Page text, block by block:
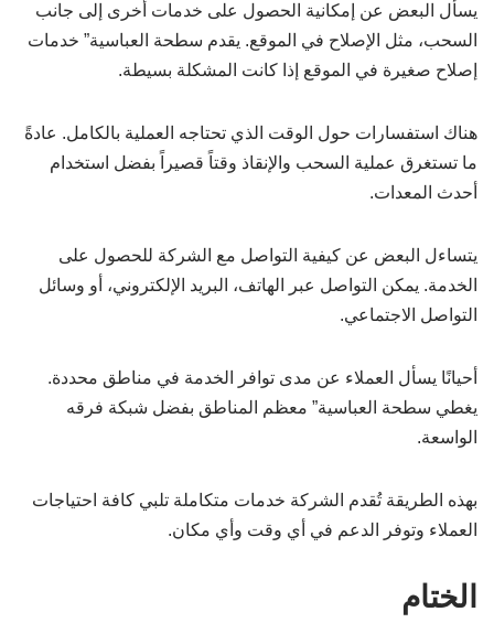
يسأل البعض عن إمكانية الحصول على خدمات أخرى إلى جانب
السحب، مثل الإصلاح في الموقع. يقدم سطحة العباسية” خدمات
إصلاح صغيرة في الموقع إذا كانت المشكلة بسيطة.
هناك استفسارات حول الوقت الذي تحتاجه العملية بالكامل. عادةً
ما تستغرق عملية السحب والإنقاذ وقتاً قصيراً بفضل استخدام
أحدث المعدات.
يتساءل البعض عن كيفية التواصل مع الشركة للحصول على
الخدمة. يمكن التواصل عبر الهاتف، البريد الإلكتروني، أو وسائل
التواصل الاجتماعي.
أحيانًا يسأل العملاء عن مدى توافر الخدمة في مناطق محددة.
يغطي سطحة العباسية” معظم المناطق بفضل شبكة فرقه
الواسعة.
بهذه الطريقة تُقدم الشركة خدمات متكاملة تلبي كافة احتياجات
العملاء وتوفر الدعم في أي وقت وأي مكان.
الختام